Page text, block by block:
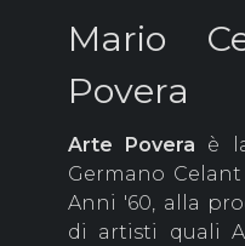
Mario
Povera
Arte Povera è
Germano
Anni '60, alla
di artisti quali